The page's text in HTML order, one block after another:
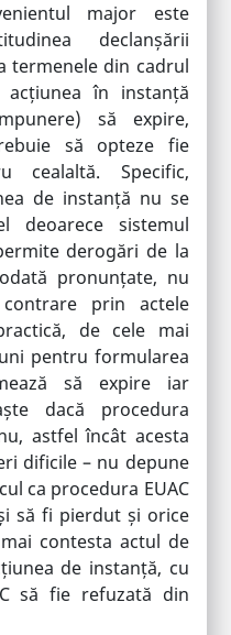
major este
declanșării
termenele din cadrul
acțiunea în instanță
să expire,
să opteze fie
Specific,
de instanță nu se
deoarece sistemul
derogări de la
pronunțate, nu
prin actele
de cele mai
pentru formularea
să expire iar
dacă procedura
astfel încât acesta
dificile – nu depune
ca procedura EUAC
să fi pierdut și orice
contesta actul de
de instanță, cu
să fie refuzată din